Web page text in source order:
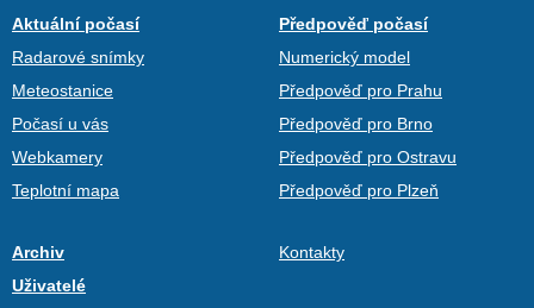
Aktuální počasí
Radarové snímky
Meteostanice
Počasí u vás
Webkamery
Teplotní mapa
Předpověď počasí
Numerický model
Předpověď pro Prahu
Předpověď pro Brno
Předpověď pro Ostravu
Předpověď pro Plzeň
Archiv
Uživatelé
Kontakty